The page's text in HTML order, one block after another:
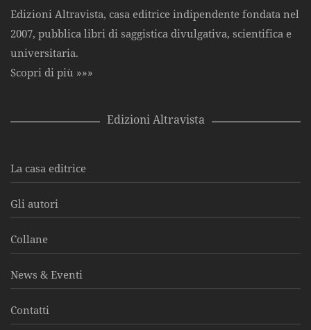
Edizioni Altravista, casa editrice indipendente fondata nel
2007, pubblica libri di saggistica divulgativa, scientifica e
universitaria.
Scopri di più »»»
Edizioni Altravista
La casa editrice
Gli autori
Collane
News & Eventi
Contatti